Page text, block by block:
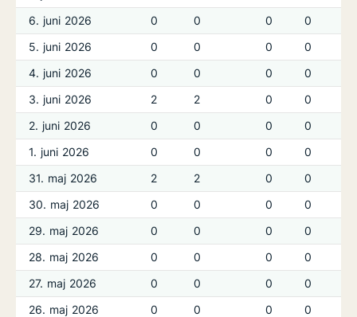
6. juni 2026
0 0 0
0
5. juni 2026
0 0 0
0
4. juni 2026
0 0 0
0
3. juni 2026
2 2 0
0
2. juni 2026
0 0 0
0
1. juni 2026
0 0 0
0
31. maj 2026
2 2 0
0
30. maj 2026
0 0 0
0
29. maj 2026
0 0 0
0
28. maj 2026
0 0 0
0
27. maj 2026
0 0 0
0
26. maj 2026
0 0 0
0